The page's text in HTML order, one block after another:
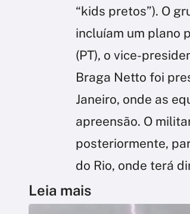
“kids pretos”). O
incluíam um plano
(PT), o vice-
Braga Netto foi
Janeiro, onde as
apreensão. O
posteriormente,
do Rio, onde terá
Leia mais